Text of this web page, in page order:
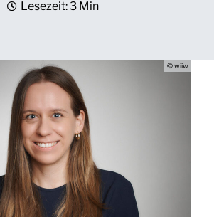
Lesezeit: 3 Min
© wiiw